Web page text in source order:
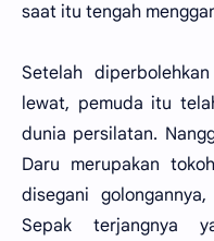
saat itu tengah
Setelah
lewat, pemuda itu
dunia persilatan.
Daru merupakan
disegani
Sepak terjangnya